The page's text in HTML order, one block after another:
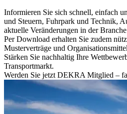
Informieren Sie sich schnell, einfach
und Steuern, Fuhrpark und Technik,
aktuelle Veränderungen in der
Per Download erhalten Sie zudem
Musterverträge und
Stärken Sie nachhaltig Ihre
Transportmarkt.
Werden Sie jetzt DEKRA Mitglied –